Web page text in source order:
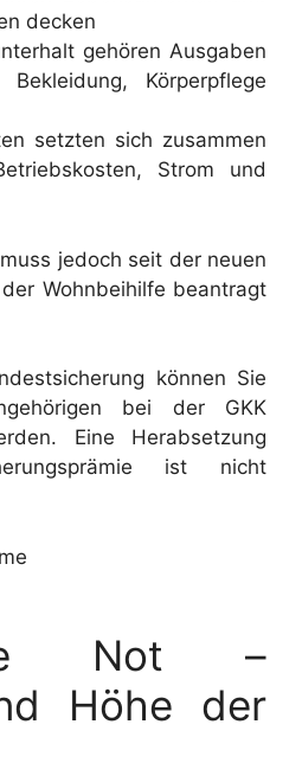
decken
gehören Ausgaben
Körperpflege
setzten sich zusammen
Strom und
jedoch seit der neuen
Wohnbeihilfe beantragt
können Sie
bei der GKK
Eine Herabsetzung
ist nicht
Not –
Höhe der